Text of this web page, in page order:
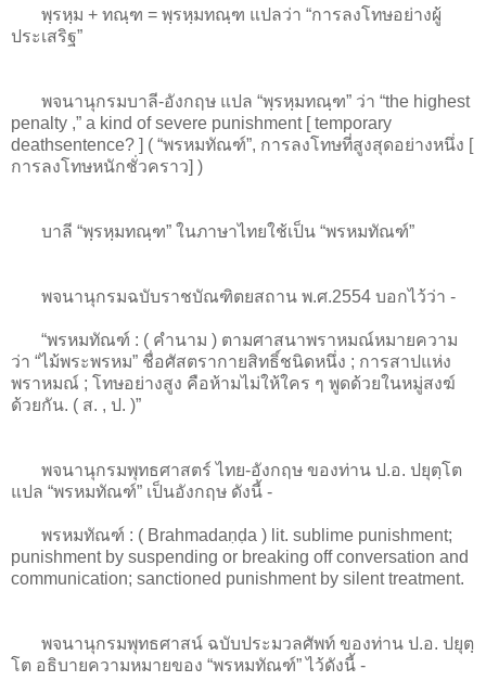
พฺรหฺม + ทณฺฑ = พฺรหฺมทณฺฑ แปลว่า “การลงโทษอย่างผู้
ประเสริฐ”
พจนานุกรมบาลี-อังกฤษ แปล “พฺรหฺมทณฺฑ” ว่า “the highest
penalty ,” a kind of severe punishment [ temporary
deathsentence? ] ( “พรหมทัณฑ์”, การลงโทษที่สูงสุดอย่างหนึ่ง [
การลงโทษหนักชั่วคราว] )
บาลี “พฺรหฺมทณฺฑ” ในภาษาไทยใช้เป็น “พรหมทัณฑ์”
พจนานุกรมฉบับราชบัณฑิตยสถาน พ.ศ.2554 บอกไว้ว่า -
“พรหมทัณฑ์ : ( คำนาม ) ตามศาสนาพราหมณ์หมายความ
ว่า “ไม้พระพรหม” ชื่อศัสตรากายสิทธิ์ชนิดหนึ่ง ; การสาปแห่ง
พราหมณ์ ; โทษอย่างสูง คือห้ามไม่ให้ใคร ๆ พูดด้วยในหมู่สงฆ์
ด้วยกัน. ( ส. , ป. )”
พจนานุกรมพุทธศาสตร์ ไทย-อังกฤษ ของท่าน ป.อ. ปยุตฺโต
แปล “พรหมทัณฑ์” เป็นอังกฤษ ดังนี้ -
พรหมทัณฑ์ : ( Brahmadaṇḍa ) lit. sublime punishment;
punishment by suspending or breaking off conversation and
communication; sanctioned punishment by silent treatment.
พจนานุกรมพุทธศาสน์ ฉบับประมวลศัพท์ ของท่าน ป.อ. ปยุตฺ
โต อธิบายความหมายของ “พรหมทัณฑ์” ไว้ดังนี้ -